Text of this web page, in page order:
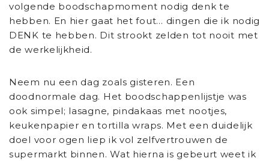
volgende boodschapmoment nodig denk te
hebben. En hier gaat het fout… dingen die ik nodig
DENK te hebben. Dit strookt zelden tot nooit met
de werkelijkheid.
Neem nu een dag zoals gisteren. Een
doodnormale dag. Het boodschappenlijstje was
ook simpel; lasagne, pindakaas met nootjes,
keukenpapier en tortilla wraps. Met een duidelijk
doel voor ogen liep ik vol zelfvertrouwen de
supermarkt binnen. Wat hierna is gebeurt weet ik